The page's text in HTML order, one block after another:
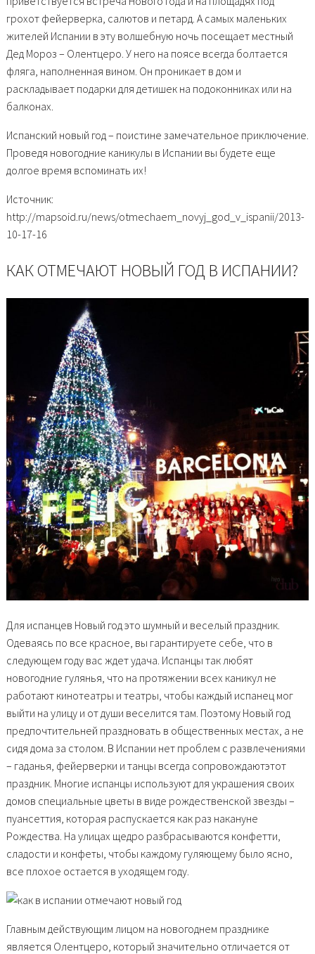
грохот фейерверка, салютов и петард. А самых маленьких
жителей Испании в эту волшебную ночь посещает местный
Дед Мороз – Олентцеро. У него на поясе всегда болтается
фляга, наполненная вином. Он проникает в дом и
раскладывает подарки для детишек на подоконниках или на
балконах.
Испанский новый год – поистине замечательное приключение.
Проведя новогодние каникулы в Испании вы будете еще
долгое время вспоминать их!
Источник:
http://mapsoid.ru/news/otmechaem_novyj_god_v_ispanii/2013-
10-17-16
КАК ОТМЕЧАЮТ НОВЫЙ ГОД В ИСПАНИИ?
Для испанцев Новый год это шумный и веселый праздник.
Одеваясь по все красное, вы гарантируете себе, что в
следующем году вас ждет удача. Испанцы так любят
новогодние гулянья, что на протяжении всех каникул не
работают кинотеатры и театры, чтобы каждый испанец мог
выйти на улицу и от души веселится там. Поэтому Новый год
предпочтительней праздновать в общественных местах, а не
сидя дома за столом. В Испании нет проблем с развлечениями
– гаданья, фейерверки и танцы всегда сопровождаютэтот
праздник. Многие испанцы используют для украшения своих
домов специальные цветы в виде рождественской звезды –
пуансеттия, которая распускается как раз накануне
Рождества. На улицах щедро разбрасываются конфетти,
сладости и конфеты, чтобы каждому гуляющему было ясно,
все плохое остается в уходящем году.
Главным действующим лицом на новогоднем празднике
является Олентцеро, который значительно отличается от